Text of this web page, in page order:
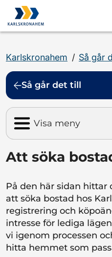
Karlskronahem / Så går
Så går det till
Att söka
På den här sidan hittar
att söka bostad hos
registrering och
intresse för lediga
vi igenom processen
hitta hemmet som